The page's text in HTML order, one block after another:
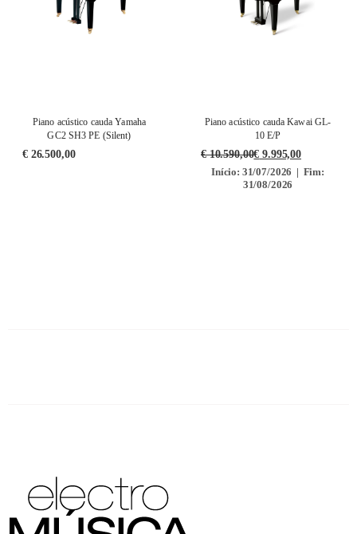
Piano acústico cauda Yamaha
GC2 SH3 PE (Silent)
€26.500,00
Piano acústico cauda Kawai GL-
10 E/P
€10.590,00€ 9.995,00
Início: 31/07/2026 | Fim:
31/08/2026